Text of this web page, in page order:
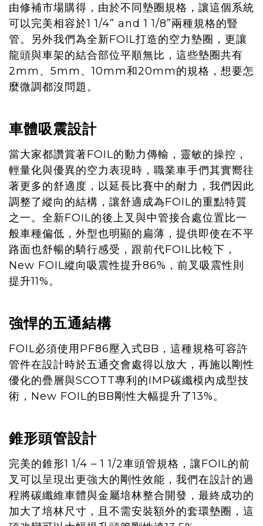
由修補市場購得，由於不同墊圈規格，讓這個系統
可以完美相容於1 1/4” and 1 1/8”兩種規格的豎
管。另外我們為全新FOIL打造的空力墊圈，更讓
龍頭與車架的結合部位平順無比，這些墊圈共有
2mm、5mm、10mm和20mm的規格，想要怎
麼微調都沒問題。
車體吸震設計
當大家都讚賞著FOIL的動力傳輸，靈敏的操控，
輕量化與優異的空力表現時，職業車手們其實嚮往
著更多的舒適度，以延長比賽中的耐力，我們因此
調整了縱向的結構，讓舒適成為FOIL的重點特質
之一。全新FOIL的後上叉與中管接合處位置比一
般車種偏低，外型也明顯的扁薄，提供即使在不平
路面也舒暢的騎行感受，跟前代FOIL比較下，
New FOIL縱向吸震性提升86%，前叉吸震性則
提升11%。
強悍的五通結構
FOIL必須使用PF86壓入式BB，這種規格可容許
管件在設計時於五通交會處得以放大，再施以剛性
優化的疊層與SCOTT專利的IMP碳纖模內成型技
術，New FOIL的BB剛性大幅提升了13%。
錐形頭管設計
完美的錐形1 1/4 – 1 1/2車頭管規格，讓FOIL的前
叉可以呈現出更強大的剛性效能，我們在設計的過
程將碳纖維車體與金屬培林整合開發，最終成功的
加大了培林尺寸，且不需安裝額外的套環墊圈，這